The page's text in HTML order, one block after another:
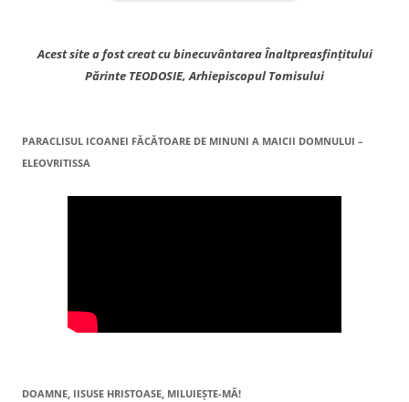
Acest site a fost creat cu binecuvântarea Înaltpreasfințitului
Părinte TEODOSIE, Arhiepiscopul Tomisului
PARACLISUL ICOANEI FĂCĂTOARE DE MINUNI A MAICII DOMNULUI –
ELEOVRITISSA
DOAMNE, IISUSE HRISTOASE, MILUIEŞTE-MĂ!